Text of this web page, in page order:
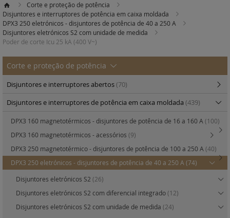
Corte e proteção de potência
Disjuntores e interruptores de potência em caixa moldada
DPX3 250 eletrónicos - disjuntores de potência de 40 a 250 A
Disjuntores eletrónicos S2 com unidade de medida
Poder de corte Icu 25 kA (400 V~)
Corte e proteção de potência
Disjuntores e interruptores abertos(70)
Disjuntores e interruptores de potência em caixa moldada (439)
DPX3 160 magnetotérmicos - disjuntores de potência de 16 a 160 A (100)
DPX3 160 magnetotérmicos - acessórios (9)
DPX3 250 magnetotérmico - disjuntores de potência de 100 a 250 A (40)
DPX3 250 eletrónicos - disjuntores de potência de 40 a 250 A (74)
Disjuntores eletrónicos S2 (26)
Disjuntores eletrónicos S2 com diferencial integrado(12)
Disjuntores eletrónicos S2 com unidade de medida (24)